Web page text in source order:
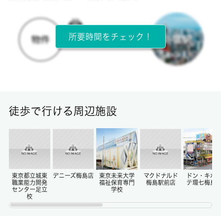
所在階
2階 / 2階建
-/-
権利金/雑費
所要時間をチェック！
徒歩で行ける周辺施設
東京都立城東
職業能力開発
センター足立
校
デニーズ梅島店
東京未来大学
福祉保育専門
学校
マクドナルド
梅島駅前店
ドン・キホ
テ環七梅島